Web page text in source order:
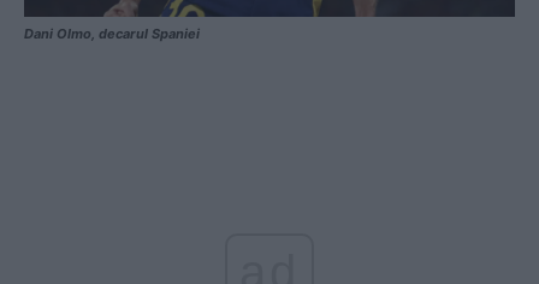
Dani Olmo, decarul Spaniei